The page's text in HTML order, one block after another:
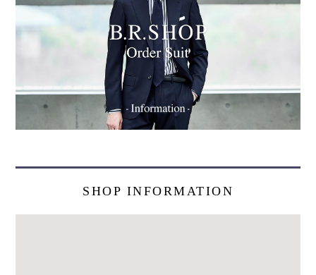
SHOP INFORMATION